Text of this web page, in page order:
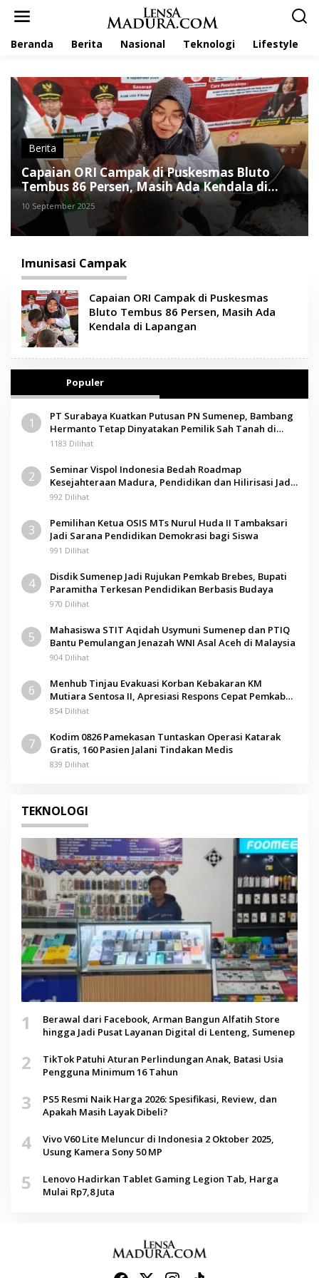
Beranda Berita Nasional Teknologi Lifestyle
Berita
Capaian ORI Campak di Puskesmas Bluto
Tembus 86 Persen, Masih Ada Kendala di
Lapangan
10 September 2025
Imunisasi Campak
Capaian ORI Campak di Puskesmas
Bluto Tembus 86 Persen, Masih Ada
Kendala di Lapangan
Populer
1
PT Surabaya Kuatkan Putusan PN Sumenep, Bambang
Hermanto Tetap Dinyatakan Pemilik Sah Tanah di
Pamolokan
1183 Dilihat
2
Seminar Vispol Indonesia Bedah Roadmap
Kesejahteraan Madura, Pendidikan dan Hilirisasi Jadi
Kunci
992 Dilihat
3
Pemilihan Ketua OSIS MTs Nurul Huda II Tambaksari
Jadi Sarana Pendidikan Demokrasi bagi Siswa
991 Dilihat
4
Disdik Sumenep Jadi Rujukan Pemkab Brebes, Bupati
Paramitha Terkesan Pendidikan Berbasis Budaya
970 Dilihat
5
Mahasiswa STIT Aqidah Usymuni Sumenep dan PTIQ
Bantu Pemulangan Jenazah WNI Asal Aceh di Malaysia
904 Dilihat
6
Menhub Tinjau Evakuasi Korban Kebakaran KM
Mutiara Sentosa II, Apresiasi Respons Cepat Pemkab
Sumenep
854 Dilihat
7
Kodim 0826 Pamekasan Tuntaskan Operasi Katarak
Gratis, 160 Pasien Jalani Tindakan Medis
839 Dilihat
TEKNOLOGI
1
Berawal dari Facebook, Arman Bangun Alfatih Store
hingga Jadi Pusat Layanan Digital di Lenteng, Sumenep
2
TikTok Patuhi Aturan Perlindungan Anak, Batasi Usia
Pengguna Minimum 16 Tahun
3
PS5 Resmi Naik Harga 2026: Spesifikasi, Review, dan
Apakah Masih Layak Dibeli?
4
Vivo V60 Lite Meluncur di Indonesia 2 Oktober 2025,
Usung Kamera Sony 50 MP
5
Lenovo Hadirkan Tablet Gaming Legion Tab, Harga
Mulai Rp7,8 Juta